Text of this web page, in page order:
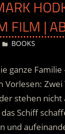
FILM |
Desiree
BOOKS
ganze
Vorlesen:
stehen nicht
Schiff
und